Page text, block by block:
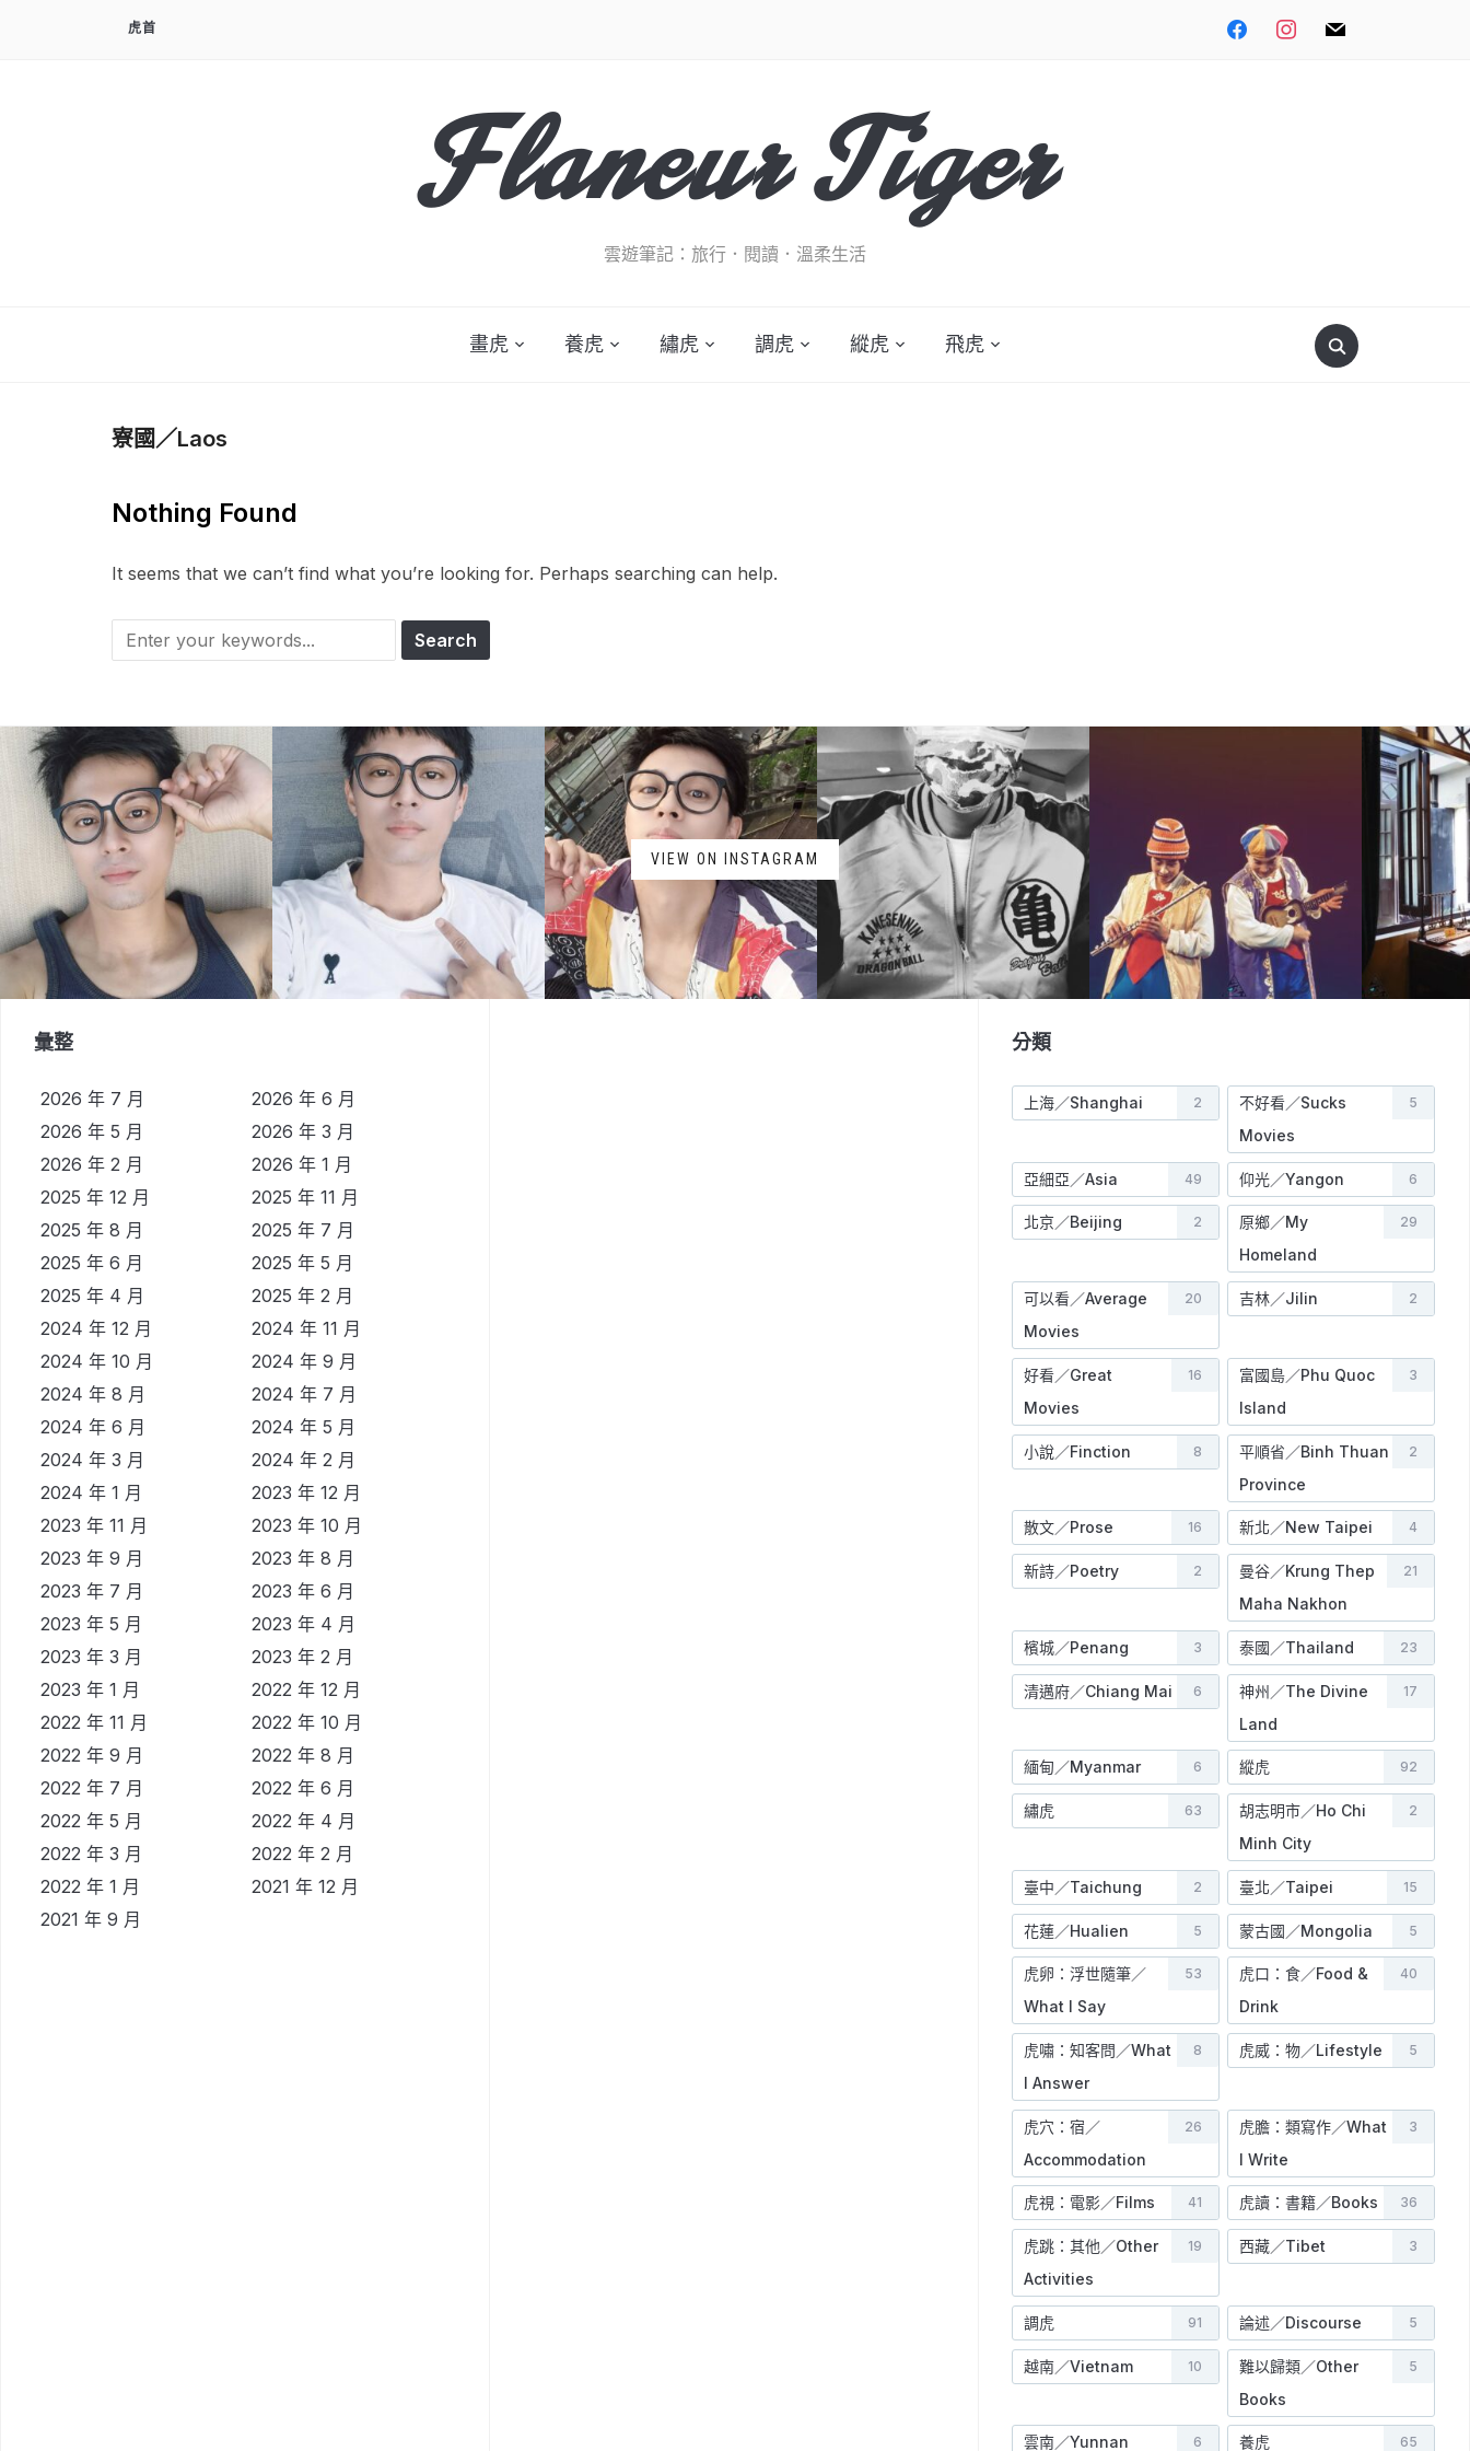
facebookinstagrammail
虎首
Flaneur Tiger
雲遊筆記：旅行．閱讀．溫柔生活
Search
for:
畫虎 養虎 繡虎 調虎 縱虎 飛虎
寮國／Laos
Nothing Found
It seems that we can’t find what you’re looking for. Perhaps searching can help.
Search
for:
VIEW ON INSTAGRAM
彙整
2026 年 7 月
2026 年 6 月
2026 年 5 月
2026 年 3 月
2026 年 2 月
2026 年 1 月
2025 年 12 月
2025 年 11 月
2025 年 8 月
2025 年 7 月
2025 年 6 月
2025 年 5 月
2025 年 4 月
2025 年 2 月
2024 年 12 月
2024 年 11 月
2024 年 10 月
2024 年 9 月
2024 年 8 月
2024 年 7 月
2024 年 6 月
2024 年 5 月
2024 年 3 月
2024 年 2 月
2024 年 1 月
2023 年 12 月
2023 年 11 月
2023 年 10 月
2023 年 9 月
2023 年 8 月
2023 年 7 月
2023 年 6 月
2023 年 5 月
2023 年 4 月
2023 年 3 月
2023 年 2 月
2023 年 1 月
2022 年 12 月
2022 年 11 月
2022 年 10 月
2022 年 9 月
2022 年 8 月
2022 年 7 月
2022 年 6 月
2022 年 5 月
2022 年 4 月
2022 年 3 月
2022 年 2 月
2022 年 1 月
2021 年 12 月
2021 年 9 月
分類
上海／Shanghai 2
不好看／Sucks
Movies
5
亞細亞／Asia 49 仰光／Yangon 6
北京／Beijing 2
原鄉／My
Homeland
29
可以看／Average
Movies
20 吉林／Jilin 2
好看／Great
Movies
16
富國島／Phu Quoc
Island
3
小說／Finction 8
平順省／Binh Thuan
Province
2
散文／Prose 16 新北／New Taipei 4
新詩／Poetry 2
曼谷／Krung Thep
Maha Nakhon
21
檳城／Penang 3 泰國／Thailand 23
清邁府／Chiang Mai 6
神州／The Divine
Land
17
緬甸／Myanmar 6 縱虎 92
繡虎 63
胡志明市／Ho Chi
Minh City
2
臺中／Taichung 2 臺北／Taipei 15
花蓮／Hualien 5 蒙古國／Mongolia 5
虎卵：浮世隨筆／
What I Say
53
虎口：食／Food &
Drink
40
虎嘯：知客問／What
I Answer
8 虎威：物／Lifestyle 5
虎穴：宿／
Accommodation
26
虎膽：類寫作／What
I Write
3
虎視：電影／Films 41 虎讀：書籍／Books 36
虎跳：其他／Other
Activities
19 西藏／Tibet 3
調虎 91 論述／Discourse 5
越南／Vietnam 10
難以歸類／Other
Books
5
雲南／Yunnan 6 養虎 65